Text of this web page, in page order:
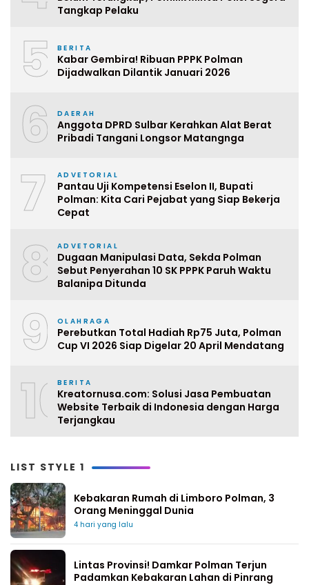
Tangkap Pelaku
5 BERITA
Kabar Gembira! Ribuan PPPK Polman
Dijadwalkan Dilantik Januari 2026
6 DAERAH
Anggota DPRD Sulbar Kerahkan Alat Berat
Pribadi Tangani Longsor Matangnga
7 ADVETORIAL
Pantau Uji Kompetensi Eselon II, Bupati
Polman: Kita Cari Pejabat yang Siap Bekerja
Cepat
8 ADVETORIAL
Dugaan Manipulasi Data, Sekda Polman
Sebut Penyerahan 10 SK PPPK Paruh Waktu
Balanipa Ditunda
9 OLAHRAGA
Perebutkan Total Hadiah Rp75 Juta, Polman
Cup VI 2026 Siap Digelar 20 April Mendatang
10BERITA
Kreatornusa.com: Solusi Jasa Pembuatan
Website Terbaik di Indonesia dengan Harga
Terjangkau
LIST STYLE 1
Kebakaran Rumah di Limboro Polman, 3
Orang Meninggal Dunia
4 hari yang lalu
Lintas Provinsi! Damkar Polman Terjun
Padamkan Kebakaran Lahan di Pinrang